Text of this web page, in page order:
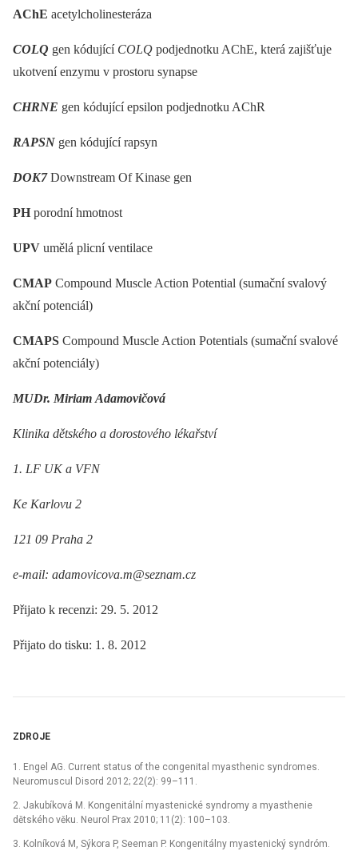
AChE acetylcholinesteráza
COLQ gen kódující COLQ podjednotku AChE, která zajišťuje
ukotvení enzymu v prostoru synapse
CHRNE gen kódující epsilon podjednotku AChR
RAPSN gen kódující rapsyn
DOK7Downstream Of Kinase gen
PH porodní hmotnost
UPV umělá plicní ventilace
CMAP Compound Muscle Action Potential (sumační svalový
akční potenciál)
CMAPS Compound Muscle Action Potentials (sumační svalové
akční potenciály)
MUDr. Miriam Adamovičová
Klinika dětského a dorostového lékařství
1. LF UK a VFN
Ke Karlovu 2
121 09 Praha 2
e-mail: adamovicova.m@seznam.cz
Přijato k recenzi: 29. 5. 2012
Přijato do tisku: 1. 8. 2012
ZDROJE
1. Engel AG. Current status of the congenital myasthenic syndromes.
Neuromuscul Disord 2012; 22(2): 99–111.
2. Jakubíková M. Kongenitální myastenické syndromy a myasthenie
dětského věku. Neurol Prax 2010; 11(2): 100–103.
3. Kolníková M, Sýkora P, Seeman P. Kongenitálny myastenický syndróm.